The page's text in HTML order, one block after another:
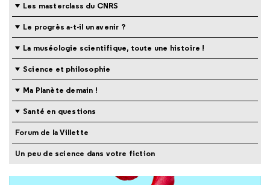
Les masterclass du CNRS
Le progrès a-t-il un avenir ?
La muséologie scientifique, toute une histoire !
Science et philosophie
Ma Planète demain !
Santé en questions
Forum de la Villette
Un peu de science dans votre fiction